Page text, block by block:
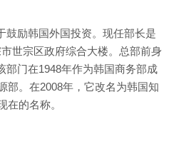
鼓励韩国外国投资。现任部长是
世宗区政府综合大楼。总部前身
部门在1948年作为韩国商务部成
部。在2008年，它改名为韩国知
在的名称。